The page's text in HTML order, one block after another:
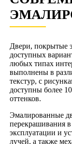
Двери, покрытые
доступных
любых типах
выполнены в
текстур, с
доступны более
оттенков.
Эмалированные
перекрашивания
эксплуатации и
лучей, а также